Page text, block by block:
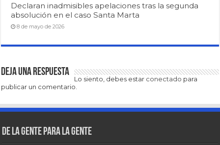
Declaran inadmisibles apelaciones tras la segunda
absolución en el caso Santa Marta
8 de mayo de 2026
Deja una respuesta
Lo siento, debes estar conectado para
publicar un comentario.
De la gente para la gente